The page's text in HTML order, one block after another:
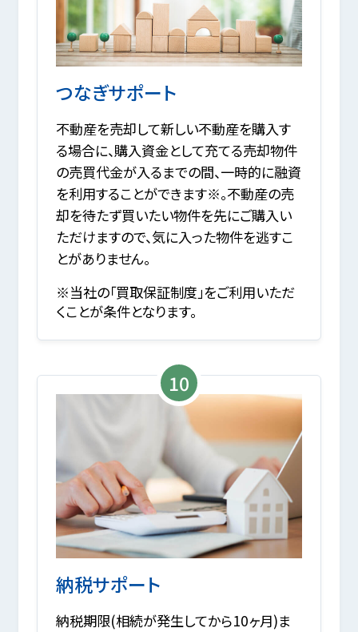
つなぎサポート
不動産を売却して新しい不動産を購入す
る場合に、購入資金として充てる売却物件
の売買代金が入るまでの間、一時的に融資
を利用することができます※。不動産の売
却を待たず買いたい物件を先にご購入い
ただけますので、気に入った物件を逃すこ
とがありません。
※当社の「買取保証制度」をご利用いただ
くことが条件となります。
10
納税サポート
納税期限(相続が発生してから10ヶ月)ま